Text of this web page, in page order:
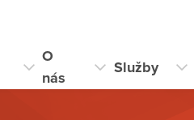
O
nás
Služby